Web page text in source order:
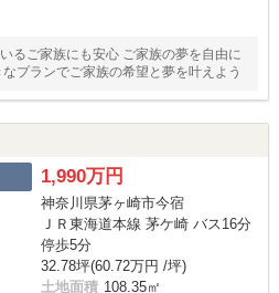
るご家族にも安心 ご家族の夢を自由に
プランでご家族の希望と夢を叶えよう
1,990万円
神奈川県茅ヶ崎市今宿
ＪＲ東海道本線 茅ケ崎 バス16分
停歩5分
32.78坪(60.72万円 /坪)
土地面積 108.35㎡